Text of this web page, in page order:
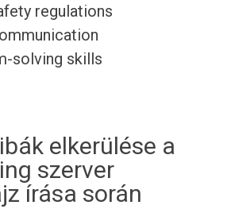
regulations
solving skills
elkerülése a
szerver
írása során